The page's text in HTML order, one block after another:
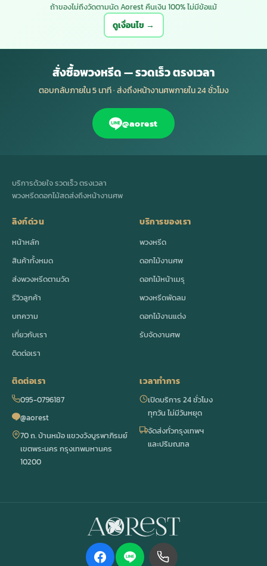
ถ้าของไม่ถึงวัดตามนัด Aorest คืนเงิน 100% ไม่มีข้อแม้
ดูเงื่อนไข →
สั่งซื้อพวงหรีด — รวดเร็ว ตรงเวลา
ตอบกลับภายใน 5 นาที · ส่งถึงหน้างานศพภายใน 24 ชั่วโมง
@aorest
บริการด้วยใจ รวดเร็ว ตรงเวลา
พวงหรีดดอกไม้สดส่งถึงหน้างานศพ
ลิงก์ด่วน
หน้าหลัก
สินค้าทั้งหมด
ส่งพวงหรีดตามวัด
รีวิวลูกค้า
บทความ
เกี่ยวกับเรา
ติดต่อเรา
บริการของเรา
พวงหรีด
ดอกไม้งานศพ
ดอกไม้หน้าเมรุ
พวงหรีดพัดลม
ดอกไม้งานแต่ง
รับจัดงานศพ
ติดต่อเรา
095-0796187
@aorest
70 ถ. บ้านหม้อ แขวงวังบูรพาภิรมย์
เขตพระนคร กรุงเทพมหานคร
10200
เวลาทำการ
เปิดบริการ 24 ชั่วโมง
ทุกวัน ไม่มีวันหยุด
จัดส่งทั่วกรุงเทพฯ
และปริมณฑล